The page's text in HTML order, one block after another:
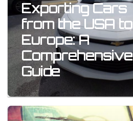
Exporting Cars
from the USA to
Europe: A
Comprehensive
Guide